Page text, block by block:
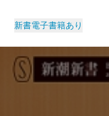
新書電子書籍あり